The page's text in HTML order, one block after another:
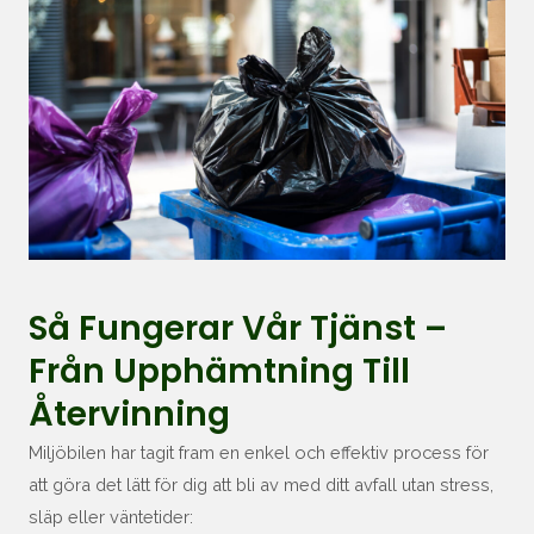
Så Fungerar Vår Tjänst –
Från Upphämtning Till
Återvinning
Miljöbilen har tagit fram en enkel och effektiv process för
att göra det lätt för dig att bli av med ditt avfall utan stress,
släp eller väntetider: